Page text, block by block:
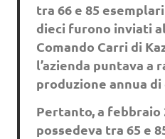
tra 66 e 85
dieci furono inviati
Comando Carri di
l’azienda puntava a
produzione annua
Pertanto, a febbraio
possedeva tra 65 e